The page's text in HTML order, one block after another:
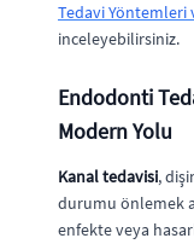
Tedavi Yöntemleri
inceleyebilirsiniz.
Endodonti
Modern Yolu
Kanal tedavisi,
durumu önlemek
enfekte veya